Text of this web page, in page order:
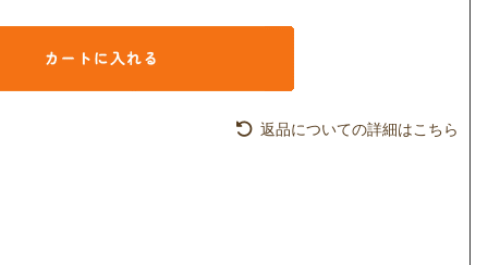
返品についての詳細はこちら